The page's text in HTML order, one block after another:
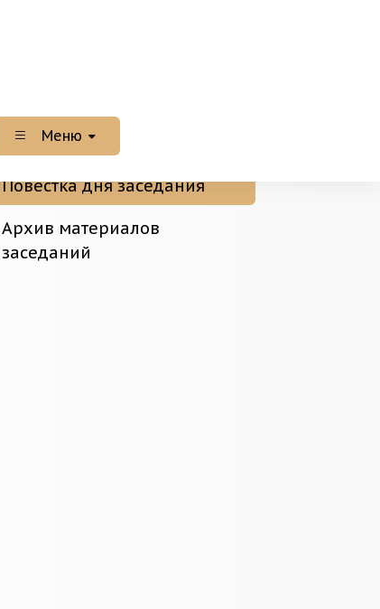
Меню
Повестка дня заседания
Архив материалов
заседаний